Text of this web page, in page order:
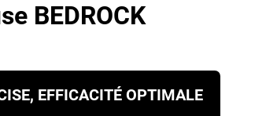
BEDROCK
EFFICACITÉ OPTIMALE